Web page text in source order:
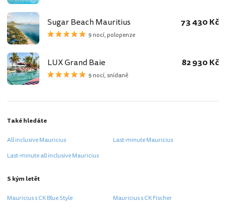
Sugar Beach Mauritius
9 nocí, polopenze
73 430 Kč
LUX Grand Baie
9 nocí, snídaně
82 930 Kč
Také hledáte
All inclusive Mauricius
Last-minute Mauricius
Last-minute all inclusive Mauricius
S kým letět
Mauricius s CK Blue Style
Mauricius s CK Fischer